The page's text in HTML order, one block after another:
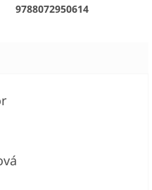
9788072950614
je 5 z 5 hvězdiček.
je 5 z 5 hvězdiček.